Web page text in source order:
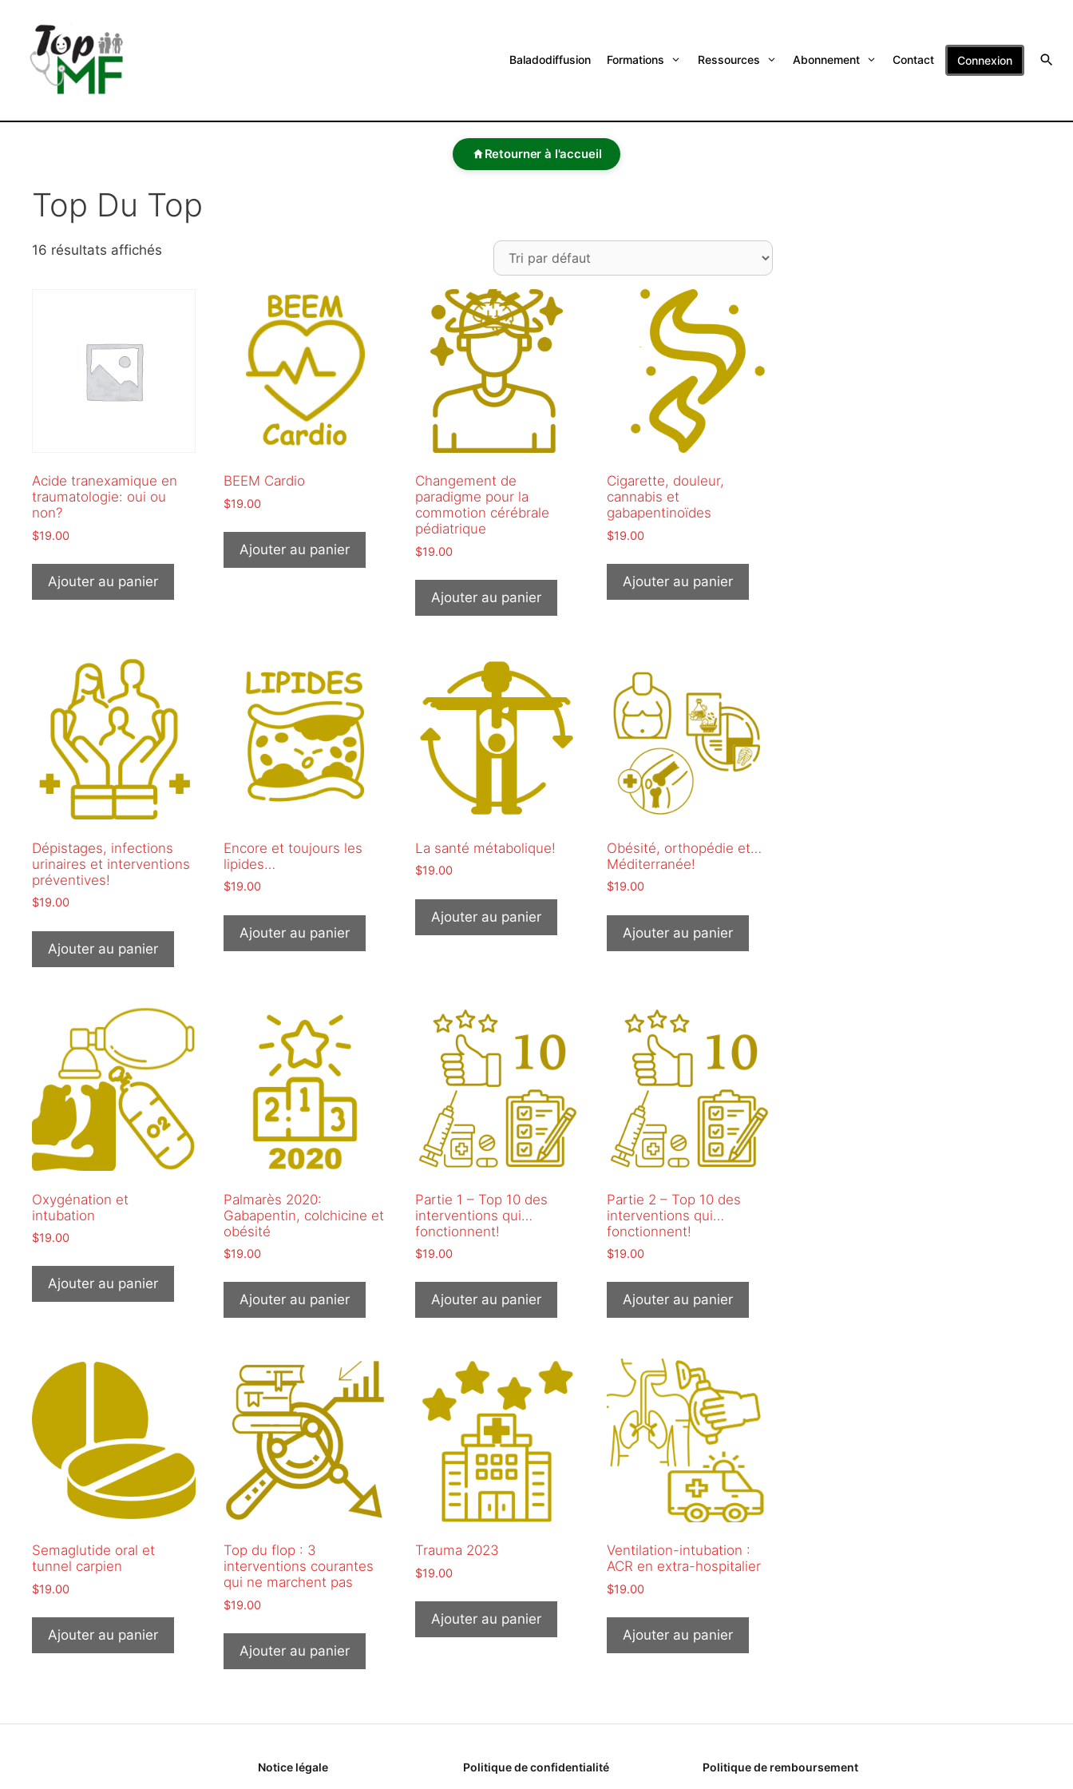
Baladodiffusion Formations Ressources Abonnement Contact Connexion
Retourner à l'accueil
Top Du Top
16 résultats affichés
Acide tranexamique en
traumatologie: oui ou
non?
$19.00
Ajouter au panier
BEEM Cardio
$19.00
Ajouter au panier
Changement de
paradigme pour la
commotion cérébrale
pédiatrique
$19.00
Ajouter au panier
Cigarette, douleur,
cannabis et
gabapentinoïdes
$19.00
Ajouter au panier
Dépistages, infections
urinaires et interventions
préventives!
$19.00
Ajouter au panier
Encore et toujours les
lipides…
$19.00
Ajouter au panier
La santé métabolique!
$19.00
Ajouter au panier
Obésité, orthopédie et…
Méditerranée!
$19.00
Ajouter au panier
Oxygénation et
intubation
$19.00
Ajouter au panier
Palmarès 2020:
Gabapentin, colchicine et
obésité
$19.00
Ajouter au panier
Partie 1 – Top 10 des
interventions qui…
fonctionnent!
$19.00
Ajouter au panier
Partie 2 – Top 10 des
interventions qui…
fonctionnent!
$19.00
Ajouter au panier
Semaglutide oral et
tunnel carpien
$19.00
Ajouter au panier
Top du flop : 3
interventions courantes
qui ne marchent pas
$19.00
Ajouter au panier
Trauma 2023
$19.00
Ajouter au panier
Ventilation-intubation :
ACR en extra-hospitalier
$19.00
Ajouter au panier
Notice légale Politique de confidentialité Politique de remboursement